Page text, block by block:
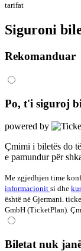
tarifat
Siguroni
Rekomanduar
Po, t'i siguroj
powered by
Çmimi i biletës do
e pamundur për
Me zgjedhjen time
informacionit si dhe
është në Gjermani.
GmbH (TicketPlan).
Biletat nuk